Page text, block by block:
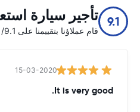
9.1 تأجير سيارة
قام عملاؤنا بتقييمنا على 9.1/ 10 من أصل 12842
15-03-2020
It is very good.